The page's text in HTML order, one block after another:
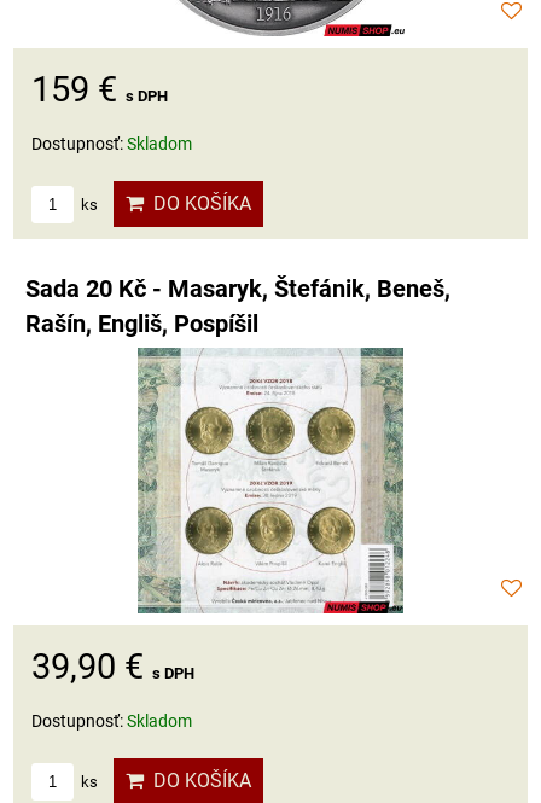
159 € s DPH
Dostupnosť:Skladom
ks DO KOŠÍKA
Sada 20 Kč - Masaryk, Štefánik, Beneš,
Rašín, Engliš, Pospíšil
39,90 € s DPH
Dostupnosť:Skladom
ks DO KOŠÍKA